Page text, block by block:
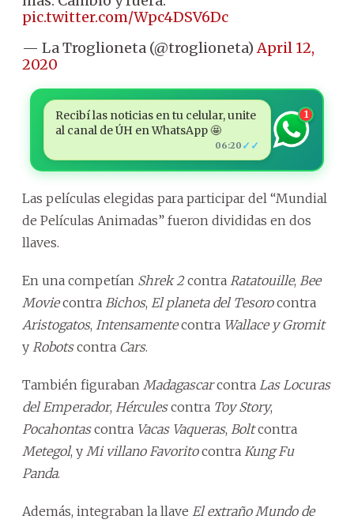
pic.twitter.com/Wpc4DSV6Dc
— La Troglioneta (@troglioneta)April 12,
2020
Recibí las noticias en tu celular, unite
al canal de ÚH en WhatsApp 🤩
06:20 ✓✓
1
Las películas elegidas para participar del “Mundial
de Películas Animadas” fueron divididas en dos
llaves.
En una competían Shrek 2contra Ratatouille, Bee
Moviecontra Bichos, El planeta del Tesorocontra
Aristogatos, Intensamentecontra Wallace y Gromit
y Robotscontra Cars.
También figuraban Madagascarcontra Las Locuras
del Emperador, Hérculescontra Toy Story,
Pocahontascontra Vacas Vaqueras, Boltcontra
Metegol, y Mi villano Favoritocontra Kung Fu
Panda.
Además, integraban la llave El extraño Mundo de